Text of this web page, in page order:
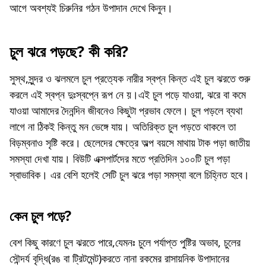
আগে অবশ্যই চিরুনির গঠন উপাদান দেখে কিনুন।
চুল ঝরে পড়ছে? কী করি?
সুস্থ,সুন্দর ও ঝলমলে চুল প্রত্যেক নারীর স্বপ্ন কিন্ত এই চুল ঝরতে শুরু
করলে এই স্বপ্ন দুঃস্বপ্নে রূপ নে য়।এই চুল পড়ে যাওয়া, ঝরে বা কমে
যাওয়া আমাদের দৈনন্দিন জীবনেও কিছুটা প্রভাব ফেলে। চুল পড়লে ব্যথা
লাগে না ঠিকই কিন্তু মন ভেঙ্গে যায়। অতিরিক্ত চুল পড়তে থাকলে তা
বিড়ম্বনাও সৃষ্টি করে। ছেলেদের ক্ষেত্রে অল্প বয়সে মাথায় টাক পড়া জাতীয়
সমস্যা দেখা যায়। বিউটি এক্সপার্টদের মতে প্রতিদিন ১০০টি চুল পড়া
স্বাভাবিক। এর বেশি হলেই সেটি চুল ঝরে পড়া সমস্যা বলে চিহ্নিত হবে।
কেন চুল পড়ে?
বেশ কিছু কারণে চুল ঝরতে পারে,যেমনঃ চুলে পর্যাপ্ত পুষ্টির অভাব, চুলের
সৌন্দর্য বৃদ্ধি(রঙ বা ট্রিটমেন্ট)করতে নানা রকমের রাসায়নিক উপাদানের